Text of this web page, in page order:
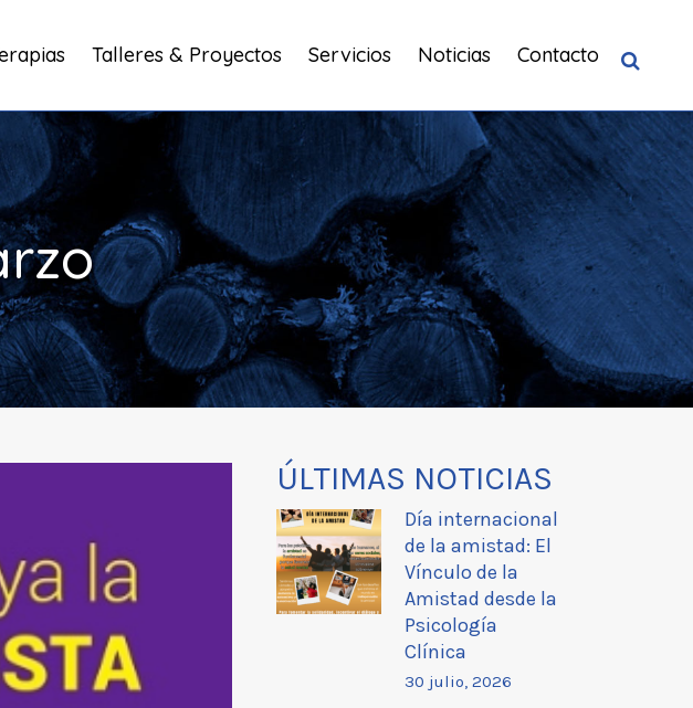
Talleres & Proyectos Servicios Noticias Contacto
ÚLTIMAS NOTICIAS
Día internacional
de la amistad: El
Vínculo de la
Amistad desde la
Psicología
Clínica
30 julio, 2026